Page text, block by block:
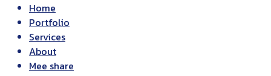
Home
Portfolio
Services
About
Mee share